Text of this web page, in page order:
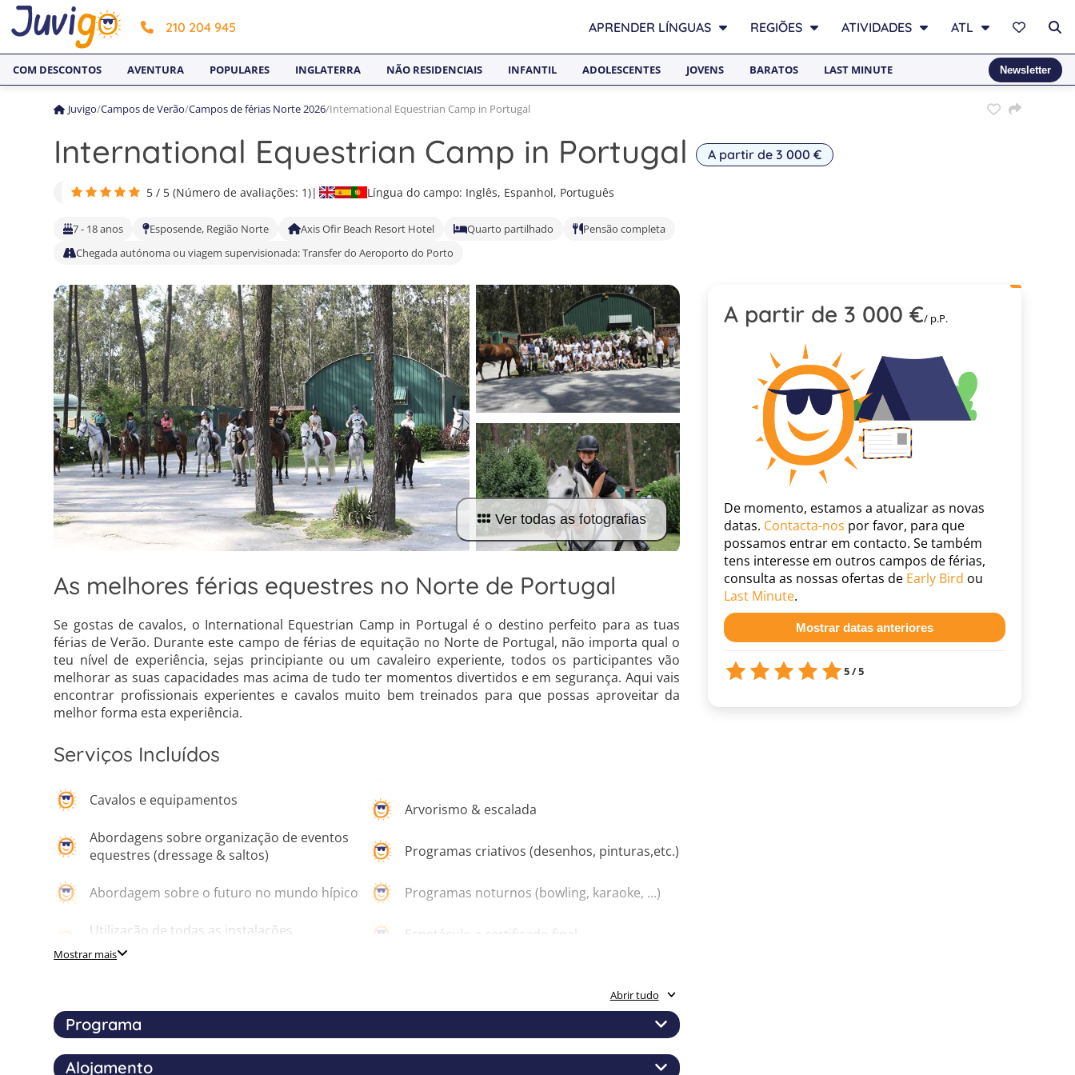
210 204 945 APRENDER LÍNGUAS REGIÕES ATIVIDADES ATL
COM DESCONTOS AVENTURA POPULARES INGLATERRA NÃO RESIDENCIAIS INFANTIL ADOLESCENTES JOVENS BARATOS LAST MINUTE Newsletter
Juvigo/Campos de Verão/Campos de férias Norte 2026/International Equestrian Camp in Portugal
International Equestrian Camp in Portugal A partir de 3 000 €
5 / 5 (Número de avaliações: 1)| Língua do campo: Inglês, Espanhol, Português
7 - 18 anos Esposende, Região Norte Axis Ofir Beach Resort Hotel Quarto partilhado
Pensão completa
Chegada autónoma ou viagem supervisionada: Transfer do Aeroporto do Porto
A partir de 3 000 €/ p.P.
De momento, estamos a atualizar as novas
datas. Contacta-nos por favor, para que
possamos entrar em contacto. Se também
tens interesse em outros campos de férias,
consulta as nossas ofertas de Early Bird ou
Last Minute.
Mostrar datas anteriores
5 / 5
Ver todas as fotografias
As melhores férias equestres no Norte de Portugal
Se gostas de cavalos, o International Equestrian Camp in Portugal é o destino perfeito para as tuas
férias de Verão. Durante este campo de férias de equitação no Norte de Portugal, não importa qual o
teu nível de experiência, sejas principiante ou um cavaleiro experiente, todos os participantes vão
melhorar as suas capacidades mas acima de tudo ter momentos divertidos e em segurança. Aqui vais
encontrar profissionais experientes e cavalos muito bem treinados para que possas aproveitar da
melhor forma esta experiência.
Serviços Incluídos
Cavalos e equipamentos
Abordagens sobre organização de eventos
equestres (dressage & saltos)
Abordagem sobre o futuro no mundo hípico
Utilização de todas as instalações
desportivas no local
Canoagem
Piscina
Arvorismo & escalada
Programas criativos (desenhos, pinturas,etc.)
Programas noturnos (bowling, karaoke, ...)
Espetáculo e certificado final
Pensão completa (Pequeno-almoço buffet,
Mostrar mais
Abrir tudo
Programa
A experiência de uma vida
Alojamento